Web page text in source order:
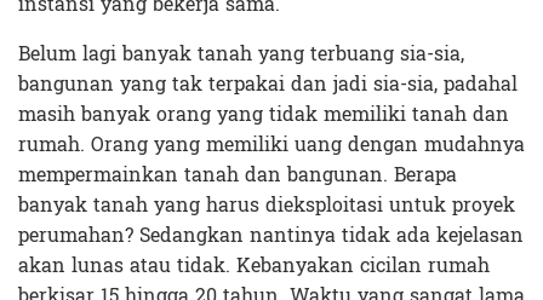
Belum lagi banyak tanah yang terbuang sia-sia,
bangunan yang tak terpakai dan jadi sia-sia, padahal
masih banyak orang yang tidak memiliki tanah dan
rumah. Orang yang memiliki uang dengan mudahnya
mempermainkan tanah dan bangunan. Berapa
banyak tanah yang harus dieksploitasi untuk proyek
perumahan? Sedangkan nantinya tidak ada kejelasan
akan lunas atau tidak. Kebanyakan cicilan rumah